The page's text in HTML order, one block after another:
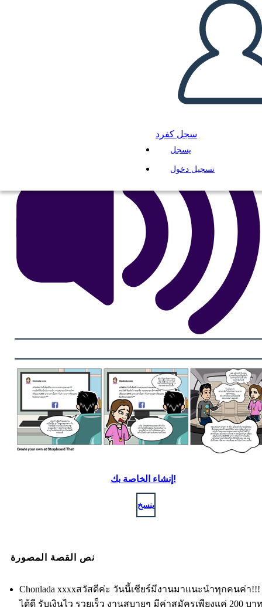
سجل كفرد
يسجل
تسجيل دخول
إنشاء الخاصة بك!
ينسخ
نص القصة المصورة
Chonlada xxxxสวัสดีค่ะ วันนี้เชียร์มีงานมาแนะนำทุกคนค่า!!!
ได้ดี รับเงินไว รวยเร็ว งานสบายๆ มีค่าสมัครเพียงแค่ 200 บา